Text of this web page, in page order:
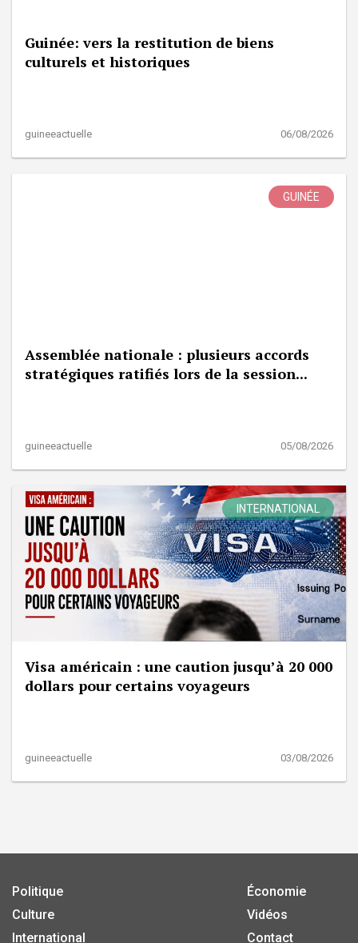
Guinée: vers la restitution de biens
culturels et historiques
guineeactuelle 06/08/2026
GUINÉE
Assemblée nationale : plusieurs accords
stratégiques ratifiés lors de la session...
guineeactuelle 05/08/2026
INTERNATIONAL
Visa américain : une caution jusqu’à 20 000
dollars pour certains voyageurs
guineeactuelle 03/08/2026
Politique
Culture
International
Économie
Vidéos
Contact